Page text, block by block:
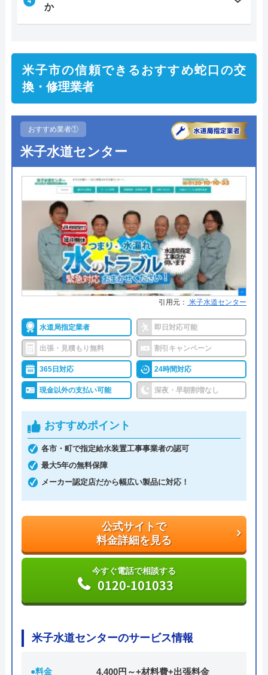
か
米子市の信頼できるおすすめ蛇口の交
換・修理業者
おすすめ業者①
米子水道センター
引用元： 米子水道センター
水道局指定業者 即日対応可能
出張・見積もり無料 割引キャンペーン
365日対応 24時間対応
現金以外の支払い可能 深夜・早朝割増なし
おすすめポイント
各市・町で指定給水装置工事事業者の認可
最大5年の無料保障
メーカー認定店だから幅広い製品に対応！
公式サイトで
料金詳細を見る
今すぐ電話で相談する
0120-101033
米子水道センターのサービス情報
●料金 4,400円～+材料費+出張料金